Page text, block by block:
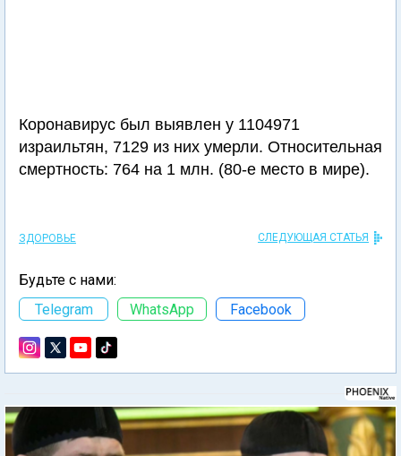
Коронавирус был выявлен у 1104971
израильтян, 7129 из них умерли. Относительная
смертность: 764 на 1 млн. (80-е место в мире).
ЗДОРОВЬЕ СЛЕДУЮЩАЯ СТАТЬЯ
Будьте с нами:
Telegram
WhatsApp Facebook